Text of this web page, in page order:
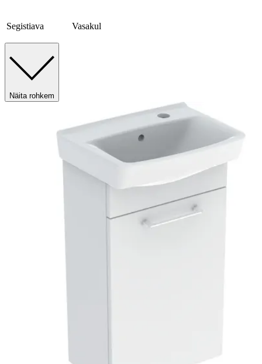
Segistiava Vasakul
Näita rohkem